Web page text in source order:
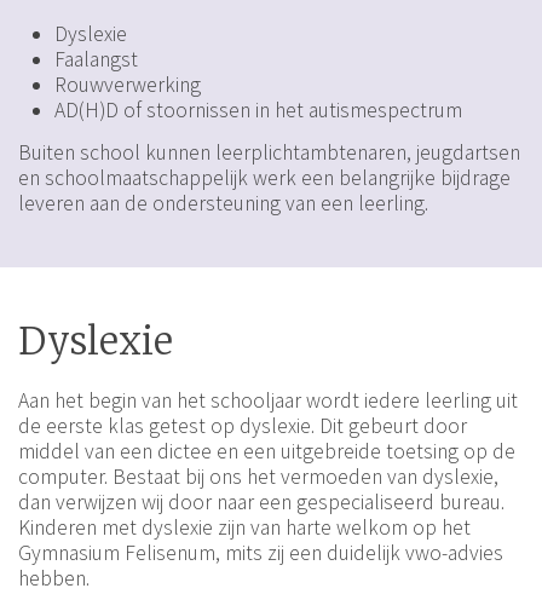
Dyslexie
Faalangst
Rouwverwerking
AD(H)D of stoornissen in het autismespectrum
Buiten school kunnen leerplichtambtenaren, jeugdartsen
en schoolmaatschappelijk werk een belangrijke bijdrage
leveren aan de ondersteuning van een leerling.
Dyslexie
Aan het begin van het schooljaar wordt iedere leerling uit
de eerste klas getest op dyslexie. Dit gebeurt door
middel van een dictee en een uitgebreide toetsing op de
computer. Bestaat bij ons het vermoeden van dyslexie,
dan verwijzen wij door naar een gespecialiseerd bureau.
Kinderen met dyslexie zijn van harte welkom op het
Gymnasium Felisenum, mits zij een duidelijk vwo-advies
hebben.